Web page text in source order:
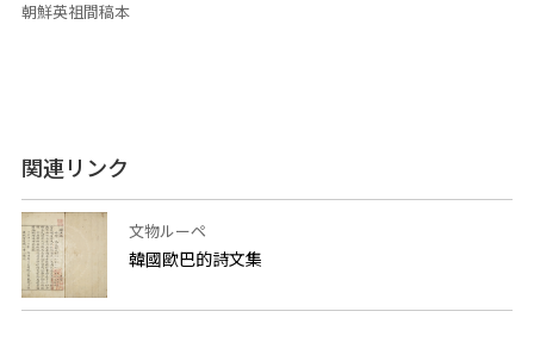
朝鮮英祖間稿本
関連リンク
文物ルーペ
韓國歐巴的詩文集